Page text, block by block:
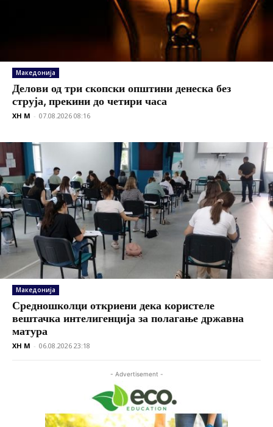
Македонија
Делови од три скопски општини денеска без
струја, прекини до четири часа
XH M - 07.08.2026 08:16
Македонија
Средношколци откриени дека користеле
вештачка интелигенција за полагање државна
матура
XH M - 06.08.2026 23:18
- Advertisement -